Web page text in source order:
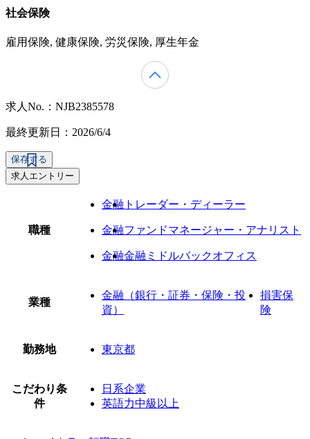
社会保険
雇用保険, 健康保険, 労災保険, 厚生年金
求人No.：NJB2385578
最終更新日：2026/6/4
保存する
求人エントリー
職種
金融 トレーダー・ディーラー
金融ファンドマネージャー・アナリスト
金融金融ミドルバックオフィス
業種
金融（銀行・証券・保険・投
資）
損害保
険
勤務地 東京都
こだわり条
件
日系企業
英語力中級以上